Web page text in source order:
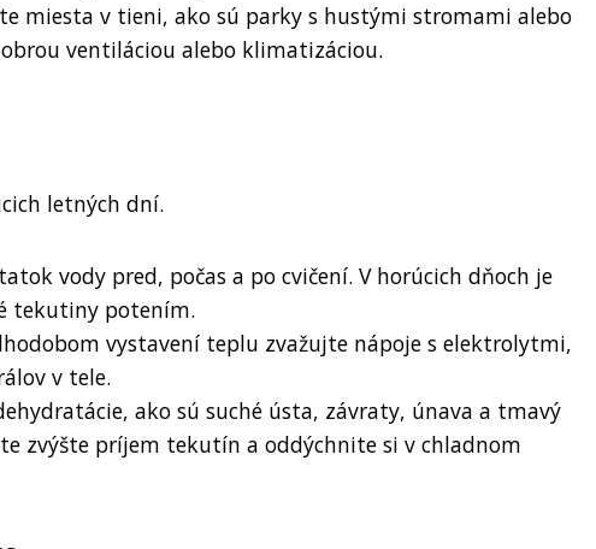
miesta v tieni, ako sú parky s hustými stromami alebo
ventiláciou alebo klimatizáciou.
letných dní.
vody pred, počas a po cvičení. V horúcich dňoch je
tekutiny potením.
vystavení teplu zvažujte nápoje s elektrolytmi,
v tele.
ako sú suché ústa, závraty, únava a tmavý
zvýšte príjem tekutín a oddýchnite si v chladnom